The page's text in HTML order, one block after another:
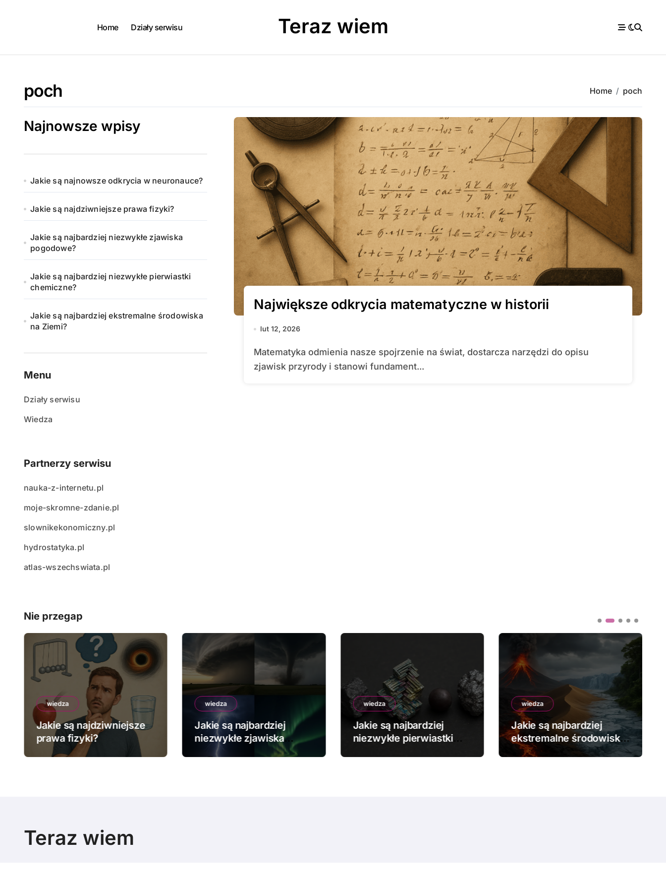
Home Działy serwisu Teraz wiem
poch Home poch
Najnowsze wpisy
Jakie są najnowsze odkrycia w neuronauce?
Jakie są najdziwniejsze prawa fizyki?
Jakie są najbardziej niezwykłe zjawiska
pogodowe?
Jakie są najbardziej niezwykłe pierwiastki
chemiczne?
Jakie są najbardziej ekstremalne środowiska
na Ziemi?
Menu
Działy serwisu
Wiedza
Partnerzy serwisu
nauka-z-internetu.pl
moje-skromne-zdanie.pl
slownikekonomiczny.pl
hydrostatyka.pl
atlas-wszechswiata.pl
Największe odkrycia matematyczne w historii
lut 12, 2026
Matematyka odmienia nasze spojrzenie na świat, dostarcza narzędzi do opisu
zjawisk przyrody i stanowi fundament...
Nie przegap
wiedza
Jakie są najdziwniejsze
prawa fizyki?
wiedza
Jakie są najbardziej
niezwykłe zjawiska
pogodowe?
wiedza
Jakie są najbardziej
niezwykłe pierwiastki
wiedza
Jakie są najbardziej
ekstremalne środowiska
na Ziemi?
Teraz wiem